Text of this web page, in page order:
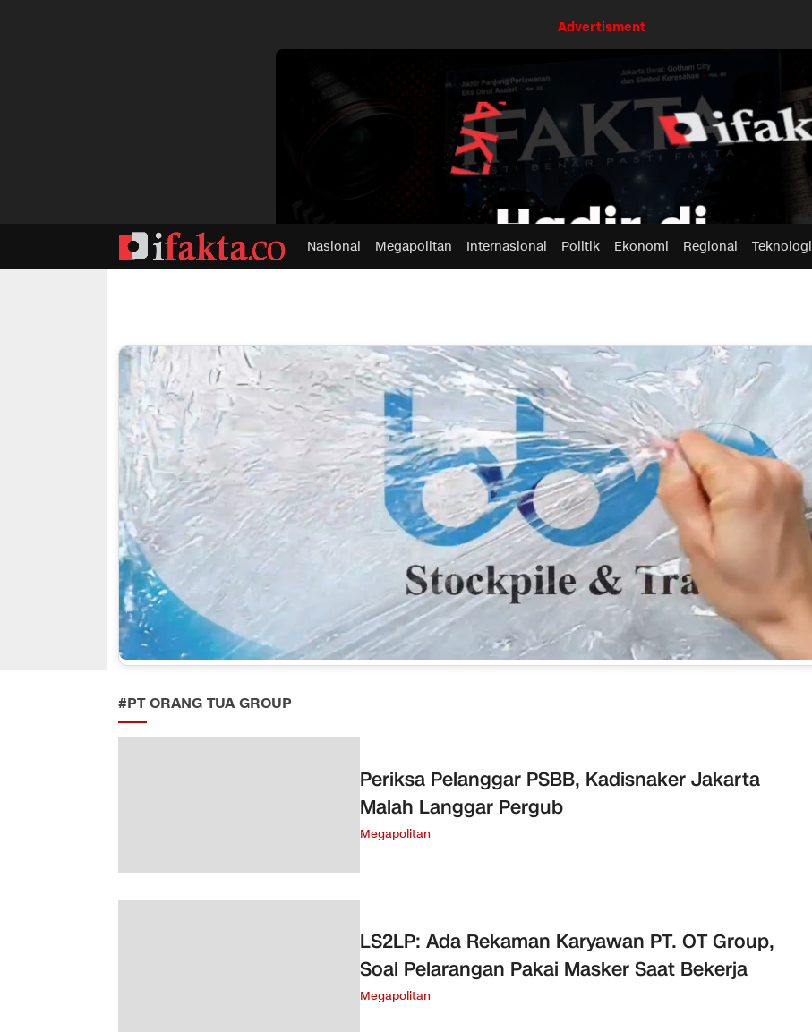
Advertisment
Nasional Megapolitan Internasional Politik Ekonomi Regional Teknologi
#PT ORANG TUA GROUP
Periksa Pelanggar PSBB, Kadisnaker Jakarta
Malah Langgar Pergub
Megapolitan
LS2LP: Ada Rekaman Karyawan PT. OT Group,
Soal Pelarangan Pakai Masker Saat Bekerja
Megapolitan